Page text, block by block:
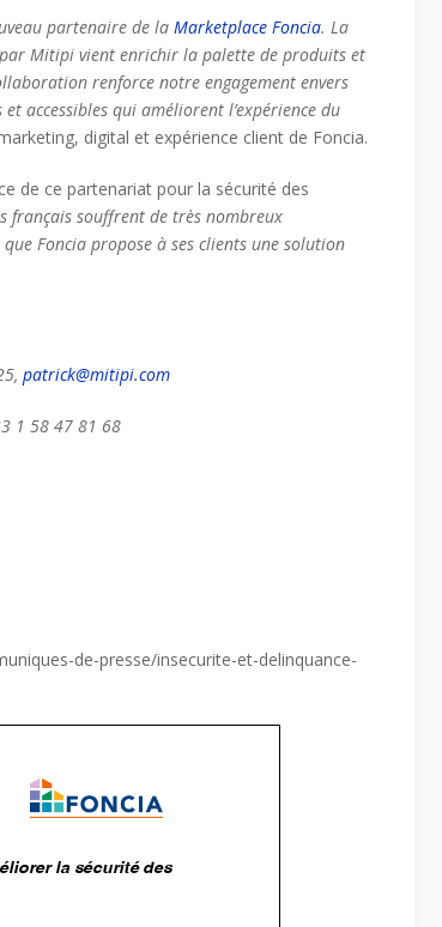
partenaire de la Marketplace Foncia. La
Mitipi vient enrichir la palette de produits et
renforce notre engagement envers
accessibles qui améliorent l’expérience du
digital et expérience client de Foncia.
de ce partenariat pour la sécurité des
français souffrent de très nombreux
Foncia propose à ses clients une solution
patrick@mitipi.com
1 58 47 81 68
de-presse/insecurite-et-delinquance-